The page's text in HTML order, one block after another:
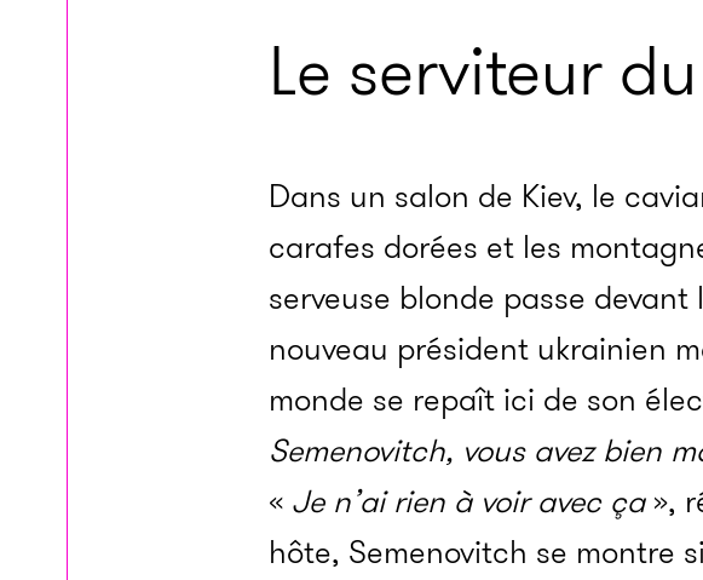
Le serviteur
Dans un salon de Kiev, le
carafes dorées et les
serveuse blonde passe devant
nouveau président ukrainien
monde se repaît ici de son
Semenovitch, vous avez bien
«Je n’ai rien à voir avec ça»,
hôte, Semenovitch se montre